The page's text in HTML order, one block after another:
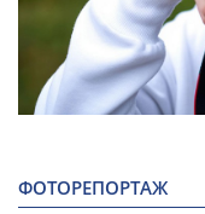
ФОТОРЕПОРТАЖ